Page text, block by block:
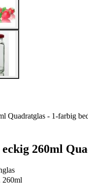
Quadratglas - 1-farbig
260ml
260ml